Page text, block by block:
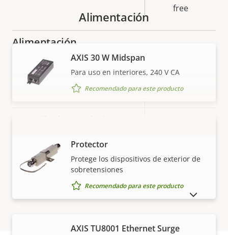
free
Alimentación
Descripción
de
Valor de
la
Potencia (máxima) 25.5 W
Alimentación (media)
Tensión de entrada de CC
VISUALIZAR MÁS
Alimentación
AXIS 30 W Midspan
Para uso en interiores, 240 V CA
Recomendado para este producto
Protector
Protege los dispositivos de exterior de
sobretensiones
Recomendado para este producto
AXIS TU8001 Ethernet Surge